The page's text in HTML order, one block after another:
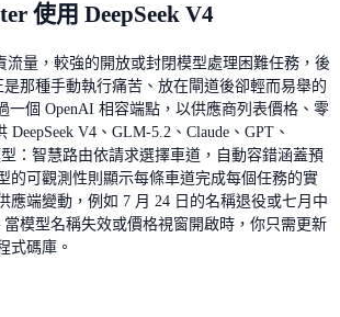
使用 DeepSeek V4
量，較強的開放或封閉模型處理困難任務，後
那種手動執行痛苦、放在閘道後卻輕而易舉的
一個 OpenAI 相容端點，以供應商列表價格、零
DeepSeek V4、GLM-5.2、Claude、GPT、
：智慧路由依請求選擇車道，自動容錯涵蓋預
的可觀測性則顯示每條車道完成每個任務的實
應端變動，例如 7 月 24 日的名稱退役或七月中
模型名稱失效或價格視窗開啟時，你只需更新
式碼庫。